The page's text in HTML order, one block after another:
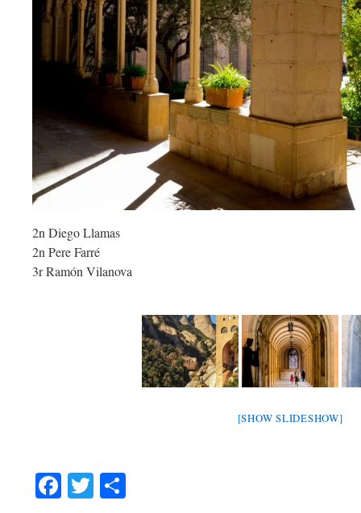
2n Diego Llamas
2n Pere Farré
3r Ramón Vilanova
[SHOW SLIDESHOW]
Facebook
Twitter